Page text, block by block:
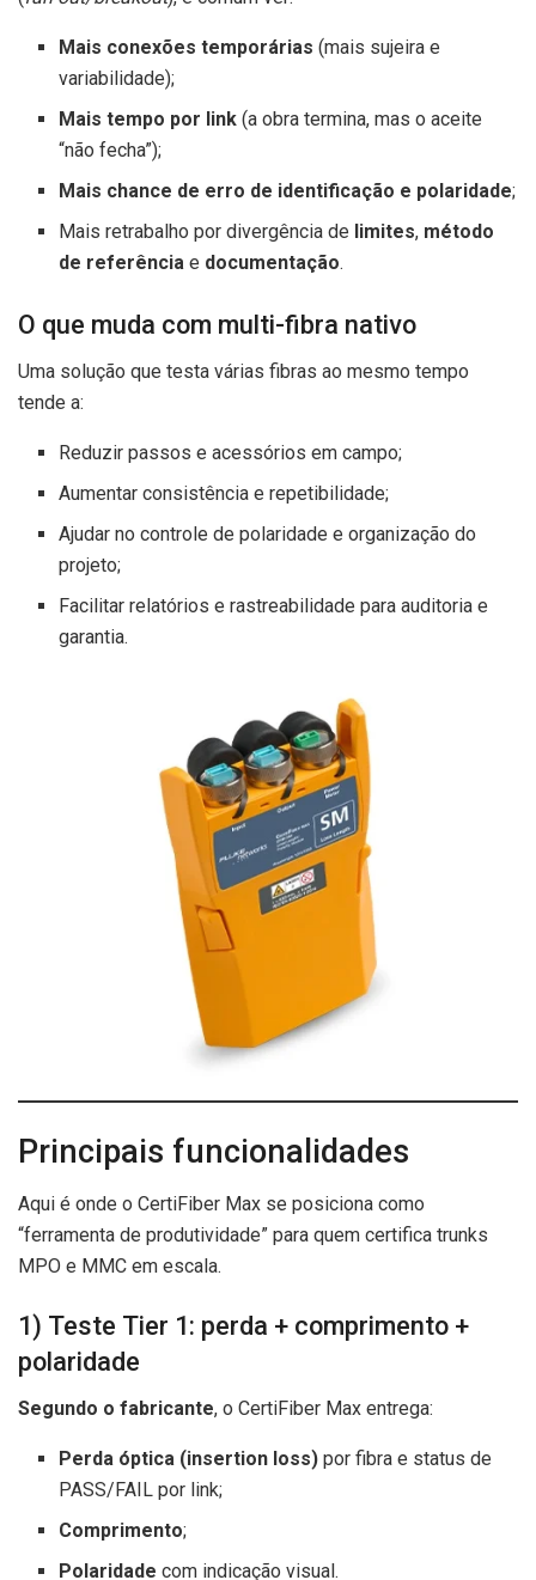
Mais conexões temporárias (mais sujeira e
variabilidade);
Mais tempo por link (a obra termina, mas o aceite
“não fecha”);
Mais chance de erro de identificação e polaridade;
Mais retrabalho por divergência de limites, método
de referência e documentação.
O que muda com multi-fibra nativo
Uma solução que testa várias fibras ao mesmo tempo
tende a:
Reduzir passos e acessórios em campo;
Aumentar consistência e repetibilidade;
Ajudar no controle de polaridade e organização do
projeto;
Facilitar relatórios e rastreabilidade para auditoria e
garantia.
Principais funcionalidades
Aqui é onde o CertiFiber Max se posiciona como
“ferramenta de produtividade” para quem certifica trunks
MPO e MMC em escala.
1) Teste Tier 1: perda + comprimento +
polaridade
Segundo o fabricante, o CertiFiber Max entrega:
Perda óptica (insertion loss) por fibra e status de
PASS/FAIL por link;
Comprimento;
Polaridade com indicação visual.